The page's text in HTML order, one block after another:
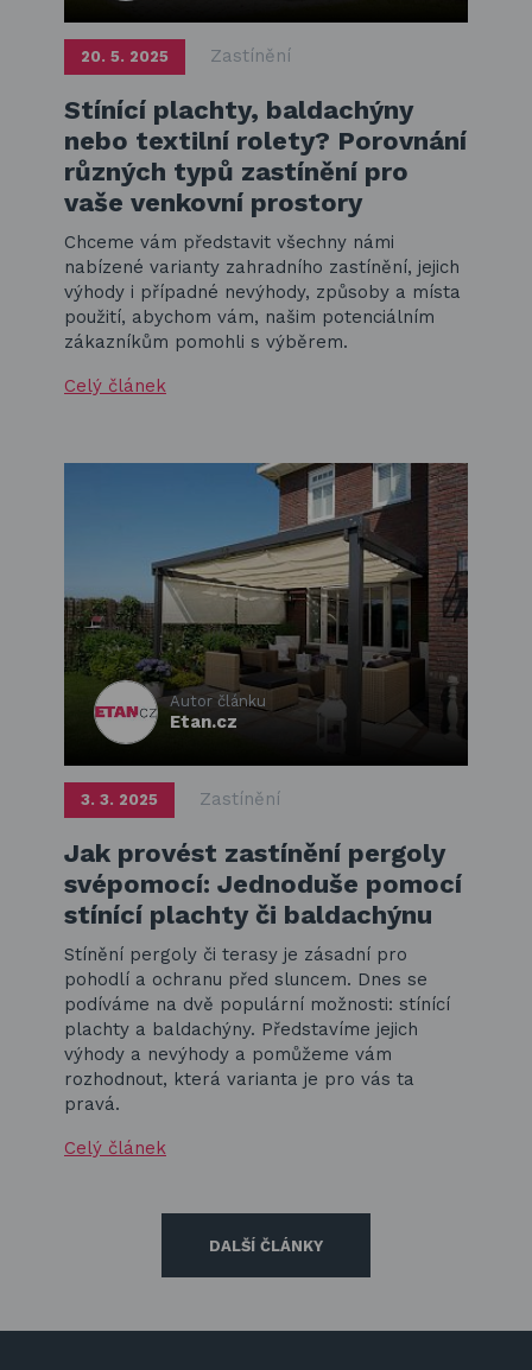
20. 5. 2025 Zastínění
Stínící plachty, baldachýny
nebo textilní rolety? Porovnání
různých typů zastínění pro
vaše venkovní prostory
Chceme vám představit všechny námi
nabízené varianty zahradního zastínění, jejich
výhody i případné nevýhody, způsoby a místa
použití, abychom vám, našim potenciálním
zákazníkům pomohli s výběrem.
Celý článek
Autor článku
Etan.cz
3. 3. 2025 Zastínění
Jak provést zastínění pergoly
svépomocí: Jednoduše pomocí
stínící plachty či baldachýnu
Stínění pergoly či terasy je zásadní pro
pohodlí a ochranu před sluncem. Dnes se
podíváme na dvě populární možnosti: stínící
plachty a baldachýny. Představíme jejich
výhody a nevýhody a pomůžeme vám
rozhodnout, která varianta je pro vás ta
pravá.
Celý článek
DALŠÍ ČLÁNKY